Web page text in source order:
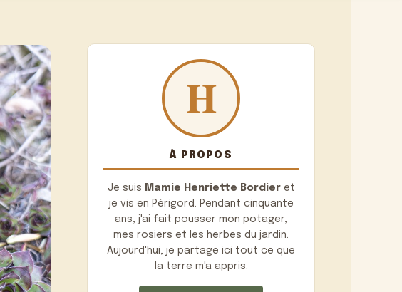
À PROPOS
Je suis Mamie Henriette Bordieret
je vis en Périgord. Pendant cinquante
ans, j'ai fait pousser mon potager,
mes rosiers et les herbes du jardin.
Aujourd'hui, je partage ici tout ce que
la terre m'a appris.